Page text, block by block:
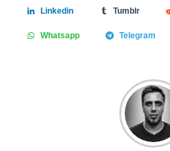
Linkedin Tumblr
Whatsapp Telegram